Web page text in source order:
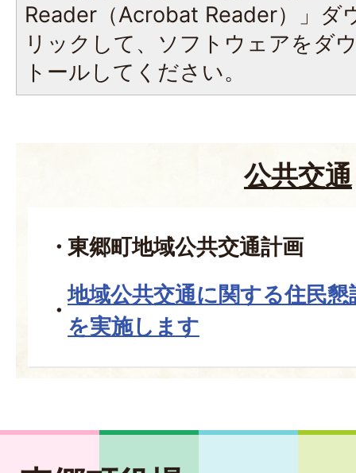
Reader（Acrobat Reader）」ダ
リックして、ソフトウェアをダ
トールしてください。
公共交通
東郷町地域公共交通計画
地域公共交通に関する住民
を実施します